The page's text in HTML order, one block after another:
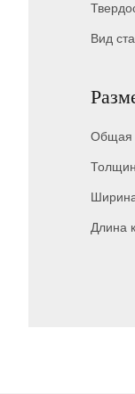
Вид
Общая
Длина